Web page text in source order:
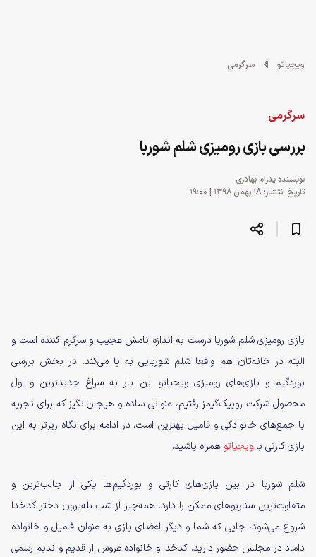
ویجیاتو سرگرمی
سرگرمی
بررسی بازی رومیزی شلم شوربا
نویسندهپدرام بهادری
تاریخ انتشار: ۱۸ بهمن ۱۳۹۸ | ۱۹:۰۰
بازی رومیزی شلم شوربا درست به اندازه نامش عجیب و سرگرم کننده است و
البته در خانه‌‌تان هم واقعا شلم شوربایی به پا می‌کند. در بخش بررسی
بوردگیم و بازی‌های رومیزی ویجیاتو این بار به سراغ جدیدترین و اول
محصول شرکت روبیک‌گیمز رفتیم، عنوانی ساده و هیجان‌انگیز که برای تجربه
با جمع‌‌های خانوادگی و فامیل بهترین است. در ادامه برای نگاه ریزتر به این
بازی کارتی با ویجیاتو همراه باشید.
شلم شوربا در بین بازی‌های کارتی و بوردگیم‌ها یکی از جالب‌ترین و
متفاوت‌ترین سناریوهای ممکن را دارد. همه‌چیز از شب بله‌برون دختر کدخدا
شروع می‌شود، جایی که شما و دیگر اعضای بازی به عنوان فامیل و خانواده
داماد در مجلس حضور دارید. کدخدا و خانواده عروس از قدیم و ندیم رسمی